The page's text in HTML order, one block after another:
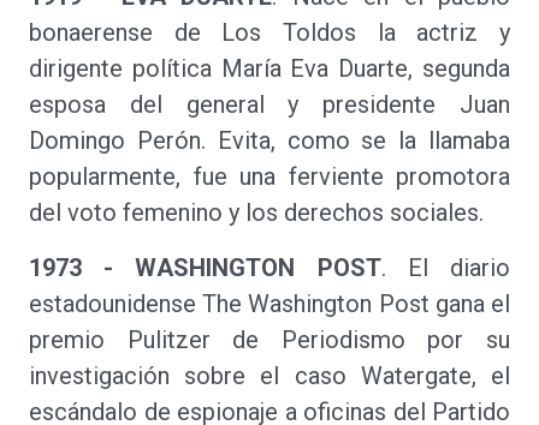
bonaerense de Los Toldos la actriz y
dirigente política María Eva Duarte, segunda
esposa del general y presidente Juan
Domingo Perón. Evita, como se la llamaba
popularmente, fue una ferviente promotora
del voto femenino y los derechos sociales.
1973 - WASHINGTON POST. El diario
estadounidense The Washington Post gana el
premio Pulitzer de Periodismo por su
investigación sobre el caso Watergate, el
escándalo de espionaje a oficinas del Partido